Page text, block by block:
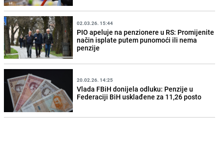
02.03.26. 15:44
PIO apeluje na penzionere u RS: Promijenite
način isplate putem punomoći ili nema
penzije
20.02.26. 14:25
Vlada FBiH donijela odluku: Penzije u
Federaciji BiH usklađene za 11,26 posto